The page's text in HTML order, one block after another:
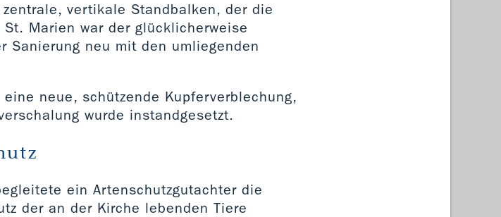
vertikale Standbalken, der die
Marien war der glücklicherweise
Sanierung neu mit den umliegenden
neue, schützende Kupferverblechung,
wurde instandgesetzt.
ein Artenschutzgutachter die
der an der Kirche lebenden Tiere